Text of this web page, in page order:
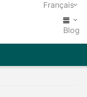
Français
Blog